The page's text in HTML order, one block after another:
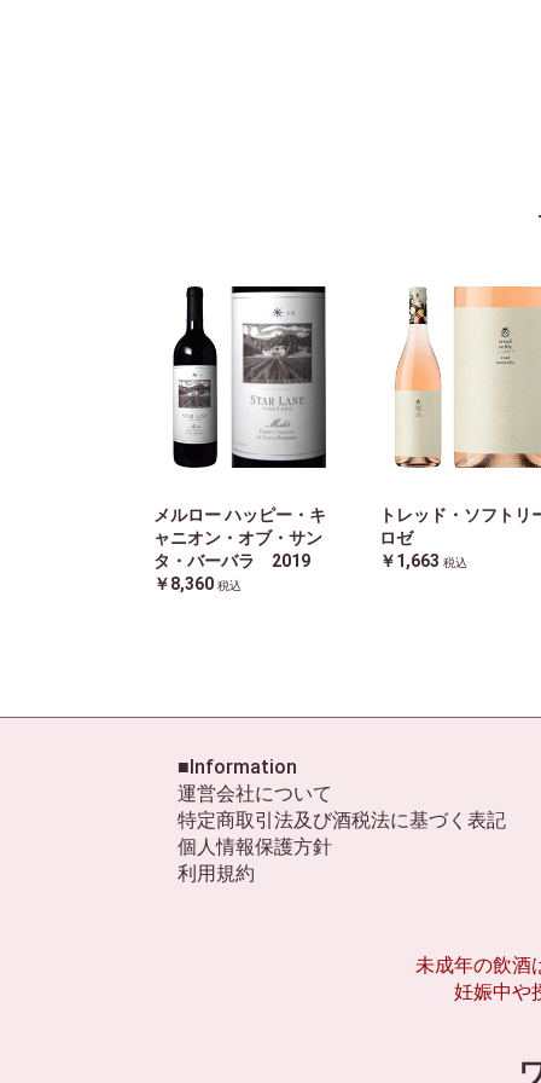
メルロー ハッピー・キ
ャニオン・オブ・サン
タ・バーバラ 2019
￥8,360 税込
トレッド・ソフト
ロゼ
￥1,663 税込
■Information
運営会社について
特定商取引法及び酒税法に基づく表記
個人情報保護方針
利用規約
未成年の飲酒
妊娠中や